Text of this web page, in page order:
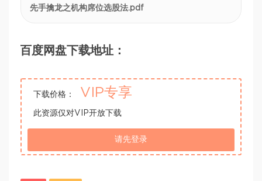
先手擒龙之机构席位选股法.pdf
百度网盘下载地址：
下载价格： VIP专享
此资源仅对VIP开放下载
请先登录